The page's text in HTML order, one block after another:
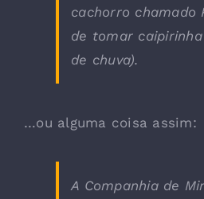
cachorro chamado
de tomar
de chuva).
…ou alguma coisa assim:
A Companhia de